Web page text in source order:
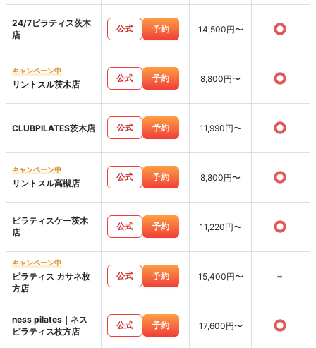
24/7ピラティス茨木
店
公式 予約 14,500円〜 ○
キャンペーン中
リントスル茨木店
公式 予約 8,800円〜 ○
CLUBPILATES茨木店 公式 予約 11,990円〜 ○
キャンペーン中
リントスル高槻店
公式 予約 8,800円〜 ○
ピラティスケー茨木
店
公式 予約 11,220円〜 ○
キャンペーン中
ピラティス カサネ枚
方店
公式 予約 15,400円〜 -
ness pilates｜ネス
ピラティス枚方店
公式 予約 17,600円〜 ○